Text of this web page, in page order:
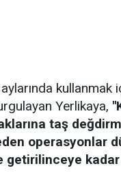
kullanmak
Yerlikaya,
taş
operasyonlar
kadar